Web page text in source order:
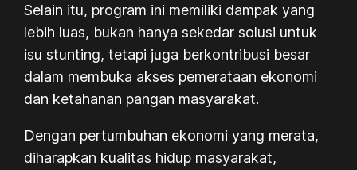
Selain itu, program ini memiliki dampak yang
lebih luas, bukan hanya sekedar solusi untuk
isu stunting, tetapi juga berkontribusi besar
dalam membuka akses pemerataan ekonomi
dan ketahanan pangan masyarakat.
Dengan pertumbuhan ekonomi yang merata,
diharapkan kualitas hidup masyarakat,